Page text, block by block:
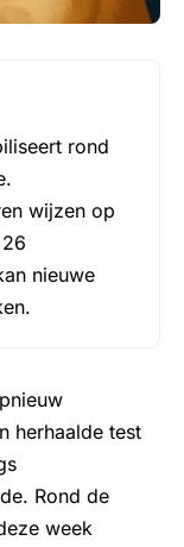
rond
wijzen op
nieuwe
herhaalde test
Rond de
week